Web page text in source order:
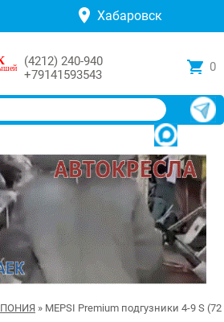
Хабаровск
(4212) 240-940
+79141593543
0
» MEPSI Premium подгузники 4-9 S (72